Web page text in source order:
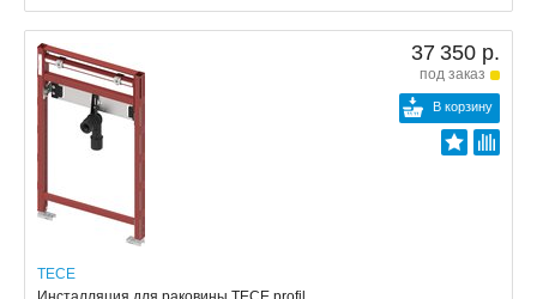
37 350 р.
под заказ
В корзину
TECE